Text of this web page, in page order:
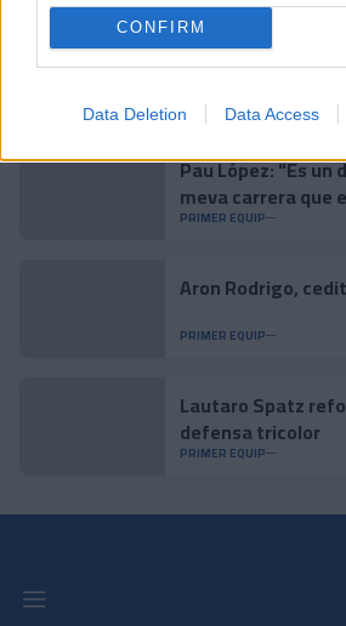
CONFIRM
Data Deletion Data Access
L'Andorra és
una victòria
PRIMER EQUIP
Pau López: "És un
meva carrera que
PRIMER EQUIP
Aron Rodrigo,
PRIMER EQUIP
Lautaro Spatz
defensa tricolor
PRIMER EQUIP